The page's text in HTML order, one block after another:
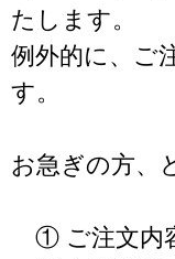
たします。
例外的に、ご
す。
お急ぎの方、
① ご注文内